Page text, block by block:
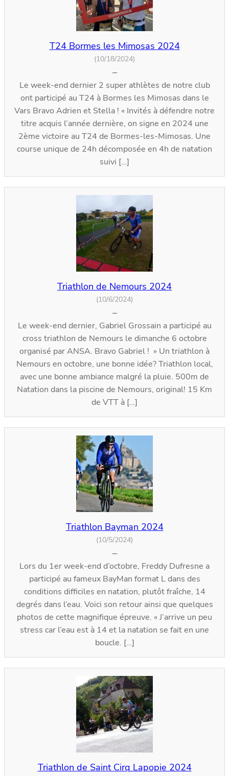
T24 Bormes les Mimosas 2024
(10/18/2024)
–
Le week-end dernier 2 super athlètes de notre club
ont participé au T24 à Bormes les Mimosas dans le
Vars Bravo Adrien et Stella ! « Invités à défendre notre
titre acquis l’année dernière, on signe en 2024 une
2ème victoire au T24 de Bormes-les-Mimosas. Une
course unique de 24h décomposée en 4h de natation
suivi […]
Triathlon de Nemours 2024
(10/6/2024)
–
Le week-end dernier, Gabriel Grossain a participé au
cross triathlon de Nemours le dimanche 6 octobre
organisé par ANSA. Bravo Gabriel ! » Un triathlon à
Nemours en octobre, une bonne idée? Triathlon local,
avec une bonne ambiance malgré la pluie. 500m de
Natation dans la piscine de Nemours, original! 15 Km
de VTT à […]
Triathlon Bayman 2024
(10/5/2024)
–
Lors du 1er week-end d’octobre, Freddy Dufresne a
participé au fameux BayMan format L dans des
conditions difficiles en natation, plutôt fraîche, 14
degrés dans l’eau. Voici son retour ainsi que quelques
photos de cette magnifique épreuve. « J’arrive un peu
stress car l’eau est à 14 et la natation se fait en une
boucle. […]
Triathlon de Saint Cirq Lapopie 2024